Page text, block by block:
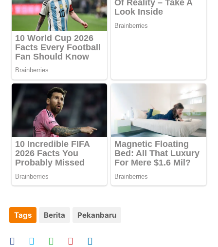
Tags Berita Pekanbaru